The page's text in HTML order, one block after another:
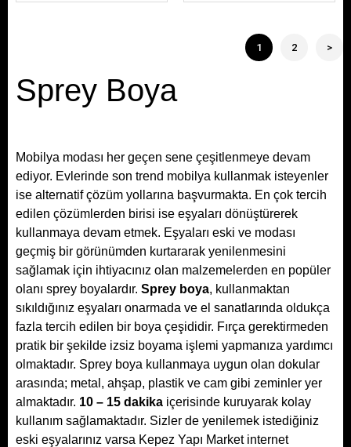
1 2 >
Sprey Boya
Mobilya modası her geçen sene çeşitlenmeye devam
ediyor. Evlerinde son trend mobilya kullanmak isteyenler
ise alternatif çözüm yollarına başvurmakta. En çok tercih
edilen çözümlerden birisi ise eşyaları dönüştürerek
kullanmaya devam etmek. Eşyaları eski ve modası
geçmiş bir görünümden kurtararak yenilenmesini
sağlamak için ihtiyacınız olan malzemelerden en popüler
olanı sprey boyalardır. Sprey boya, kullanmaktan
sıkıldığınız eşyaları onarmada ve el sanatlarında oldukça
fazla tercih edilen bir boya çeşididir. Fırça gerektirmeden
pratik bir şekilde izsiz boyama işlemi yapmanıza yardımcı
olmaktadır. Sprey boya kullanmaya uygun olan dokular
arasında; metal, ahşap, plastik ve cam gibi zeminler yer
almaktadır. 10 – 15 dakika içerisinde kuruyarak kolay
kullanım sağlamaktadır. Sizler de yenilemek istediğiniz
eski eşyalarınız varsa Kepez Yapı Market internet